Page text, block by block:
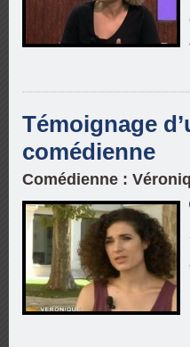
Témoignage
comédienne
Comédienne :